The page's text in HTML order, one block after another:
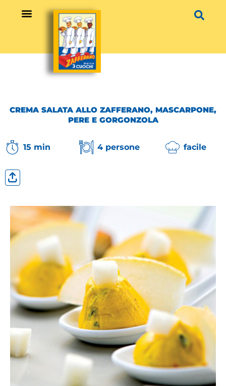
CREMA SALATA ALLO ZAFFERANO, MASCARPONE,
PERE E GORGONZOLA
15 min 4 persone facile